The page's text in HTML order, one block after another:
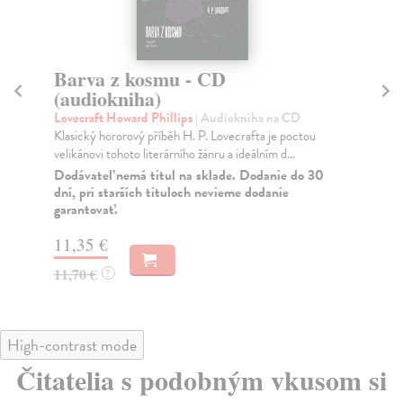
Barva z kosmu - CD
(audiokniha)
Lovecraft Howard Phillips| Audiokniha na CD
Klasický hororový příběh H. P. Lovecrafta je poctou
velikánovi tohoto literárního žánru a ideálním d...
Dodávateľ nemá titul na sklade. Dodanie do 30
dní, pri starších tituloch nevieme dodanie
garantovať.
11,35 €
11,70 € ?
High-contrast mode
Čitatelia s podobným vkusom si